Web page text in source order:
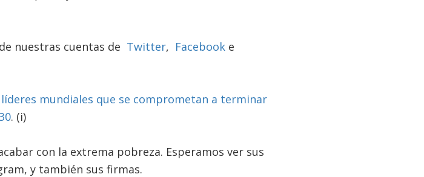
nuestras cuentas de Twitter, Facebooke
mundiales que se comprometan a terminar
. (i)
con la extrema pobreza. Esperamos ver sus
y también sus firmas.